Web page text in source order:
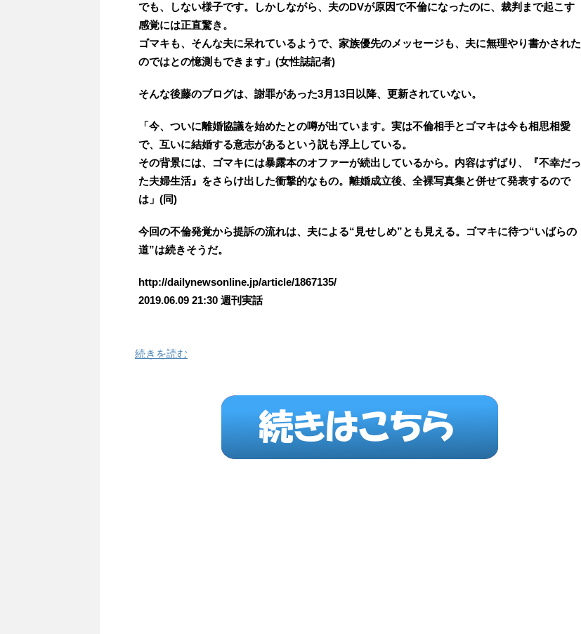
でも、しない様子です。しかしながら、夫のDVが原因で不倫になったのに、裁判まで起こす
感覚には正直驚き。
ゴマキも、そんな夫に呆れているようで、家族優先のメッセージも、夫に無理やり書かされた
のではとの憶測もできます」(女性誌記者)
そんな後藤のブログは、謝罪があった3月13日以降、更新されていない。
「今、ついに離婚協議を始めたとの噂が出ています。実は不倫相手とゴマキは今も相思相愛
で、互いに結婚する意志があるという説も浮上している。
その背景には、ゴマキには暴露本のオファーが続出しているから。内容はずばり、『不幸だっ
た夫婦生活』をさらけ出した衝撃的なもの。離婚成立後、全裸写真集と併せて発表するので
は」(同)
今回の不倫発覚から提訴の流れは、夫による“見せしめ”とも見える。ゴマキに待つ“いばらの
道”は続きそうだ。
http://dailynewsonline.jp/article/1867135/
2019.06.09 21:30 週刊実話
続きを読む